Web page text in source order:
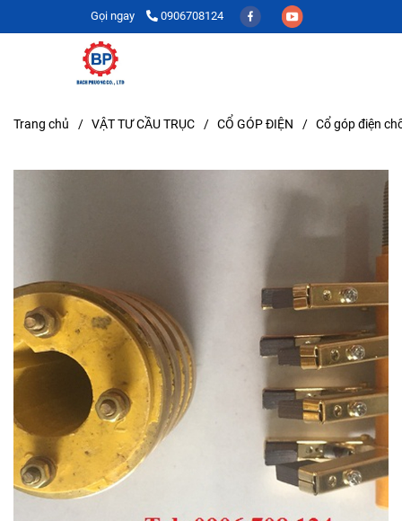
Gọi ngay 0906708124
Trang chủ / VẬT TƯ CẦU TRỤC / CỔ GÓP ĐIỆN / Cổ góp điện